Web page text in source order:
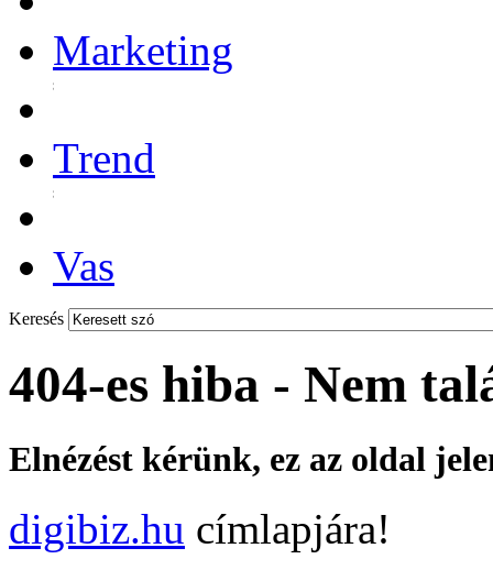
Marketing
Trend
Vas
Keresés
404-es hiba - Nem
Elnézést kérünk, ez az oldal
digibiz.hu címlapjára!